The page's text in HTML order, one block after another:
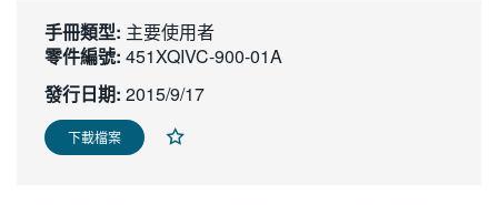
한국어
繁體中文
手冊類型: 主要使用者
零件編號: 451XQIVC-900-01A
發行日期: 2015/9/17
下載檔案